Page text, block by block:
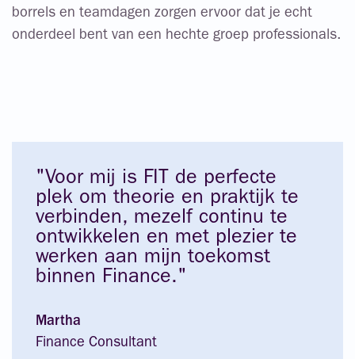
borrels en teamdagen zorgen ervoor dat je echt
onderdeel bent van een hechte groep professionals.
"Voor mij is FIT de perfecte
plek om theorie en praktijk te
verbinden, mezelf continu te
ontwikkelen en met plezier te
werken aan mijn toekomst
binnen Finance."
Martha
Finance Consultant